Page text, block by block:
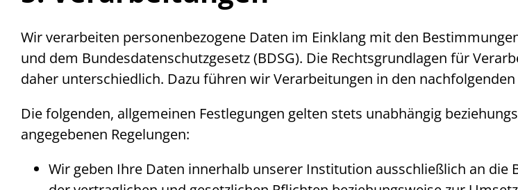
Wir verarbeiten personenbezogene Daten im Einklang mit den
und dem Bundesdatenschutzgesetz (BDSG). Die Rechtsgrundlagen für
daher unterschiedlich. Dazu führen wir Verarbeitungen in den
Die folgenden, allgemeinen Festlegungen gelten stets unabhängig
angegebenen Regelungen:
Wir geben Ihre Daten innerhalb unserer Institution ausschließlich an die